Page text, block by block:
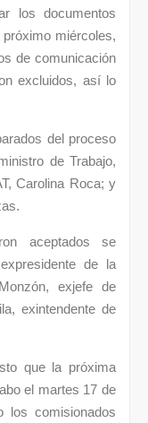
los documentos
miércoles,
de comunicación
excluidos, así lo
del proceso
de Trabajo,
Carolina Roca; y
aceptados se
de la
exjefe de
exintendente de
que la próxima
el martes 17 de
los comisionados